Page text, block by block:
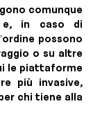
comunque
e, in caso di
possono
o su altre
le piattaforme
più invasive,
chi tiene alla